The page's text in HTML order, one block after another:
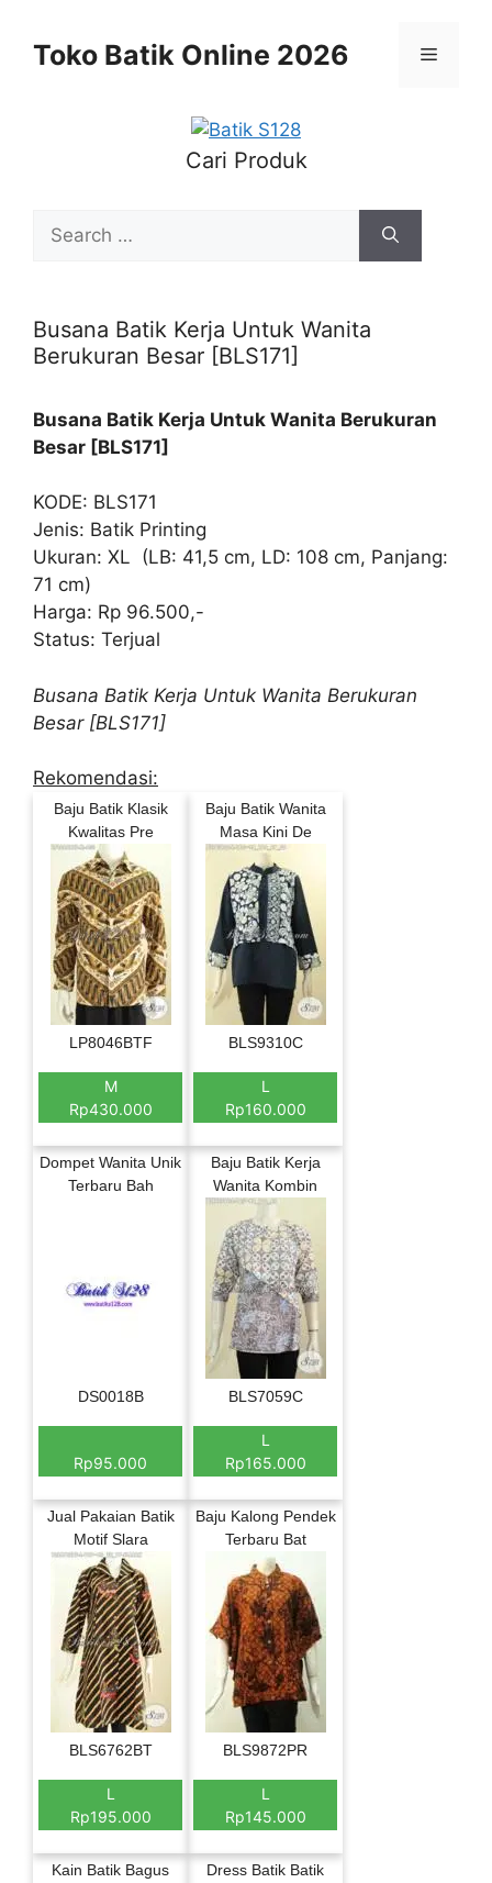
contentToko Batik Online 2026 Menu
Cari Produk
for:
Busana Batik Kerja Untuk Wanita
Berukuran Besar [BLS171]
Busana Batik Kerja Untuk Wanita Berukuran
Besar [BLS171]
KODE: BLS171
Jenis: Batik Printing
Ukuran: XL (LB: 41,5 cm, LD: 108 cm, Panjang:
71 cm)
Harga: Rp 96.500,-
Status: Terjual
Busana Batik Kerja Untuk Wanita Berukuran
Besar [BLS171]
Rekomendasi:
Baju Batik Klasik
Kwalitas Pre
LP8046BTF
M
Rp430.000
Baju Batik Wanita
Masa Kini De
BLS9310C
L
Rp160.000
Dompet Wanita Unik
Terbaru Bah
DS0018B
Rp95.000
Baju Batik Kerja
Wanita Kombin
BLS7059C
L
Rp165.000
Jual Pakaian Batik
Motif Slara
BLS6762BT
L
Rp195.000
Baju Kalong Pendek
Terbaru Bat
BLS9872PR
L
Rp145.000
Kain Batik Bagus
Dress Batik Batik